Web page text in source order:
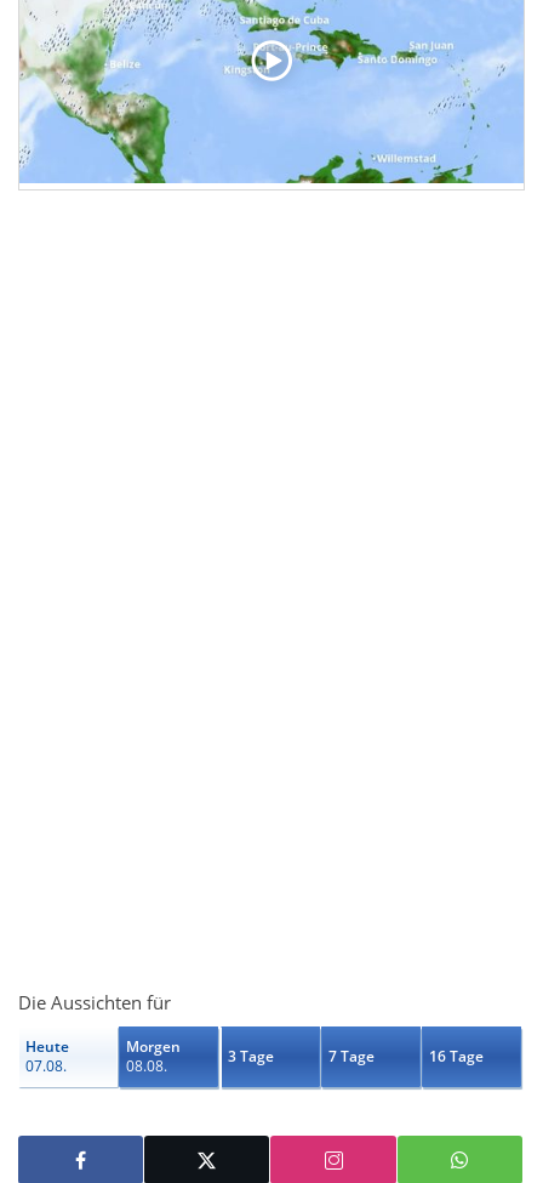
Die Aussichten für
Heute
07.08.
Morgen
08.08.
3 Tage 7 Tage 16 Tage